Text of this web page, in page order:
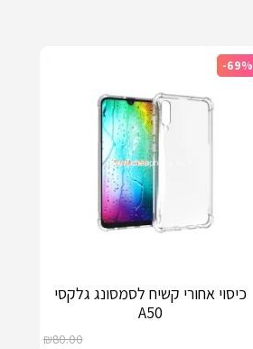
-69%
כיסוי אחורי קשיח לסמסונג גלקסי
A50
₪80.00